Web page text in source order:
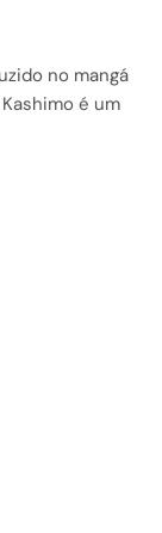
no mangá
é um